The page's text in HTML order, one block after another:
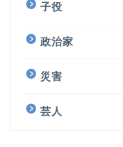
子役
政治家
災害
芸人